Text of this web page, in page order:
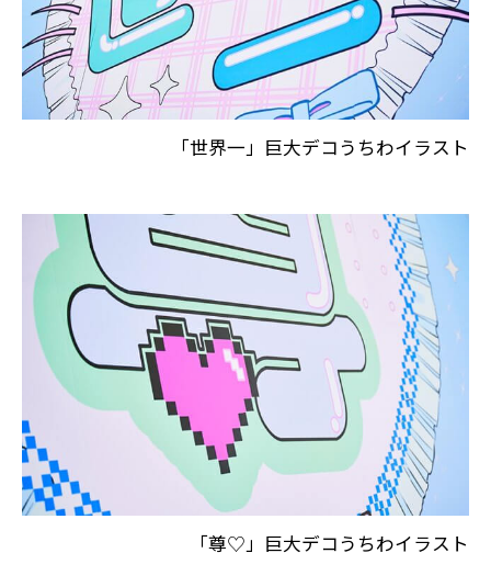
「世界一」巨大デコうちわイラスト
「尊♡」巨大デコうちわイラスト